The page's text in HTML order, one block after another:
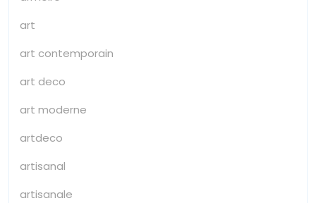
art
art contemporain
art deco
art moderne
artdeco
artisanal
artisanale